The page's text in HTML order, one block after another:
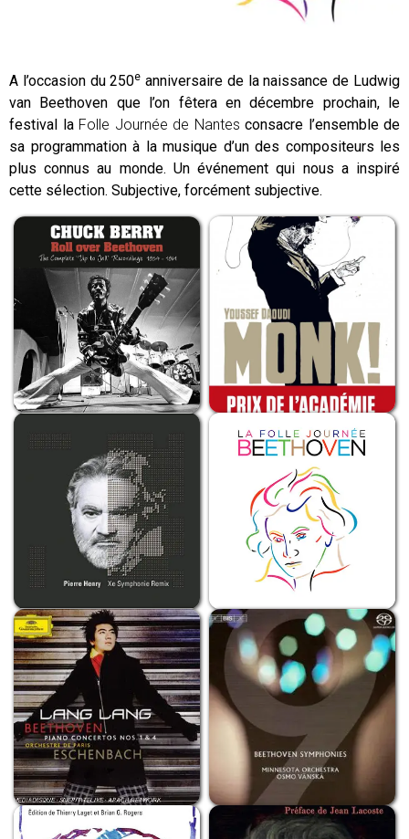
A l’occasion du 250e anniversaire de la naissance de Ludwig
van Beethoven que l’on fêtera en décembre prochain, le
festival la Folle Journée de Nantes consacre l’ensemble de
sa programmation à la musique d’un des compositeurs les
plus connus au monde. Un événement qui nous a inspiré
cette sélection. Subjective, forcément subjective.